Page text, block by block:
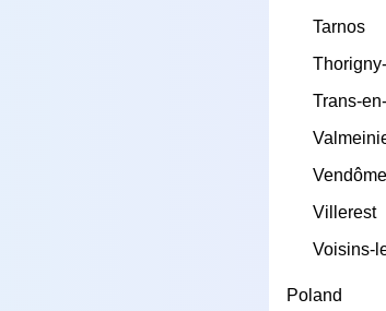
Tarnos
Trans-
Vendôme
Villerest
Voisins-
Poland